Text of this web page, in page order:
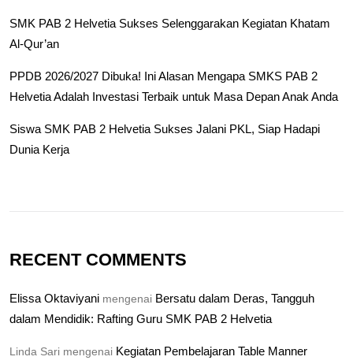
SMK PAB 2 Helvetia Sukses Selenggarakan Kegiatan Khatam
Al-Qur’an
PPDB 2026/2027 Dibuka! Ini Alasan Mengapa SMKS PAB 2
Helvetia Adalah Investasi Terbaik untuk Masa Depan Anak Anda
Siswa SMK PAB 2 Helvetia Sukses Jalani PKL, Siap Hadapi
Dunia Kerja
RECENT COMMENTS
Elissa Oktaviyani mengenai Bersatu dalam Deras, Tangguh
dalam Mendidik: Rafting Guru SMK PAB 2 Helvetia
Linda Sari mengenai Kegiatan Pembelajaran Table Manner